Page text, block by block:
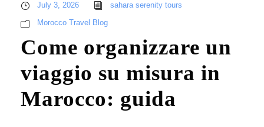
July 3, 2026
sahara serenity tours
Morocco Travel Blog
Come organizzare un
viaggio su misura in
Marocco: guida